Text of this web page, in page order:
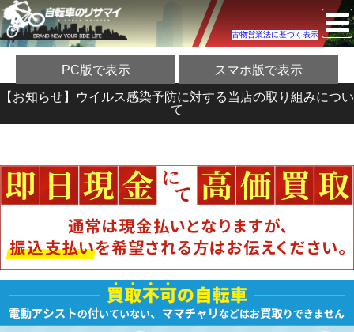
古物営業法に基づく表示
PC版で表示 スマホ版で表示
【お知らせ】ウイルス感染予防に対する当店の取り組みについ
て